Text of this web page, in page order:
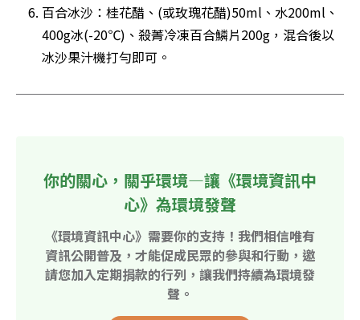
百合冰沙：桂花醋、(或玫瑰花醋)50ml、水200ml、
400g冰(-20℃)、殺菁冷凍百合鱗片200g，混合後以
冰沙果汁機打勻即可。
你的關心，關乎環境—讓《環境資訊中
心》為環境發聲
《環境資訊中心》需要你的支持！我們相信唯有
資訊公開普及，才能促成民眾的參與和行動，邀
請您加入定期捐款的行列，讓我們持續為環境發
聲。